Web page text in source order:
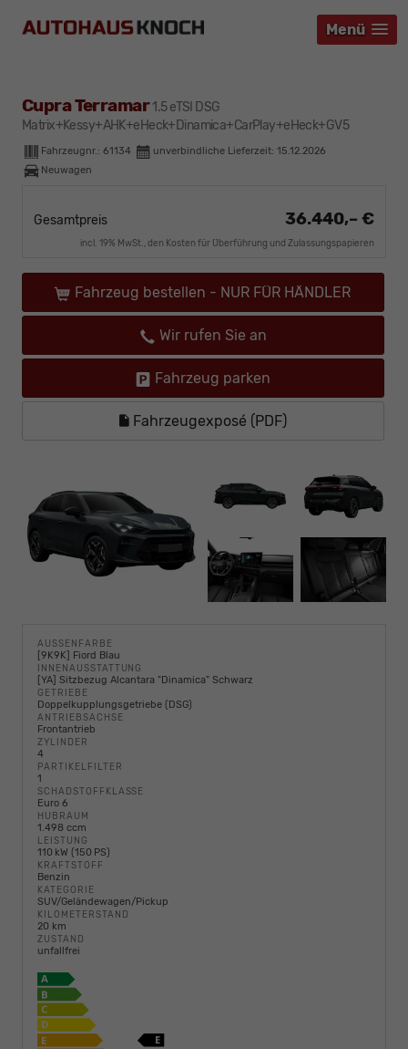
Menü
Menü
Menü
Cupra Terramar1.5 eTSI DSG
Matrix+Kessy+AHK+eHeck+Dinamica+CarPlay+eHeck+GV5
Fahrzeugnr.: 61134 unverbindliche Lieferzeit: 15.12.2026
Neuwagen
Gesamtpreis 36.440,– €
incl. 19% MwSt., den Kosten für Überführung und Zulassungspapieren
Fahrzeug bestellen - NUR FÜR HÄNDLER
Wir rufen Sie an
Fahrzeug parken
Fahrzeugexposé (PDF)
AUSSENFARBE
[9K9K] Fiord Blau
INNENAUSSTATTUNG
[YA] Sitzbezug Alcantara "Dinamica" Schwarz
GETRIEBE
Doppelkupplungsgetriebe (DSG)
ANTRIEBSACHSE
Frontantrieb
ZYLINDER
4
PARTIKELFILTER
1
SCHADSTOFFKLASSE
Euro 6
HUBRAUM
1.498 ccm
LEISTUNG
110 kW (150 PS)
KRAFTSTOFF
Benzin
KATEGORIE
SUV/Geländewagen/Pickup
KILOMETERSTAND
20 km
ZUSTAND
unfallfrei